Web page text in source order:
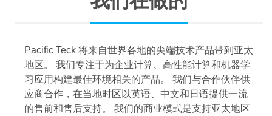
Pacific Teck 将来自世界各地的尖端技术产品带到亚太
地区。 我们专注于为企业计算、高性能计算和机器学
习应用构建最佳环境相关的产品。 我们与合作伙伴供
应商合作，在当地时区以英语、中文和日语提供一流
的售前和售后支持。 我们的商业模式是支持亚太地区